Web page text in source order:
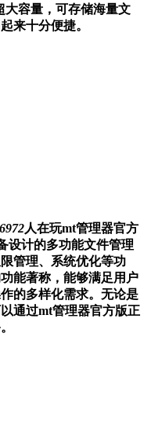
大容量，可存储海量文
来十分便捷。
人在玩mt管理器官方
设计的多功能文件管理
管理、系统优化等功
能著称，能够满足用户
的多样化需求。无论是
通过mt管理器官方版正